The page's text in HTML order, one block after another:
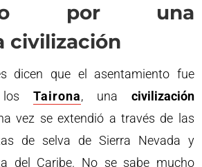
por una
civilización
dicen que el asentamiento fue
los Tairona, una civilización
vez se extendió a través de las
de selva de Sierra Nevada y
del Caribe. No se sabe mucho